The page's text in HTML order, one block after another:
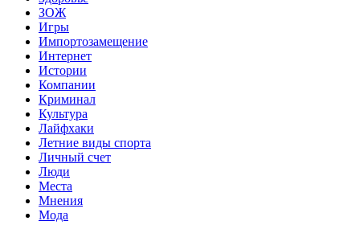
ЗОЖ
Игры
Импортозамещение
Интернет
Истории
Компании
Криминал
Культура
Лайфхаки
Летние виды спорта
Личный счет
Люди
Места
Мнения
Мода